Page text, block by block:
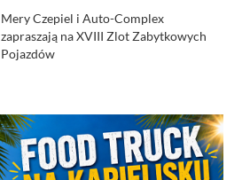
Mery Czepiel i Auto-Complex
zapraszają na XVIII Zlot Zabytkowych
Pojazdów